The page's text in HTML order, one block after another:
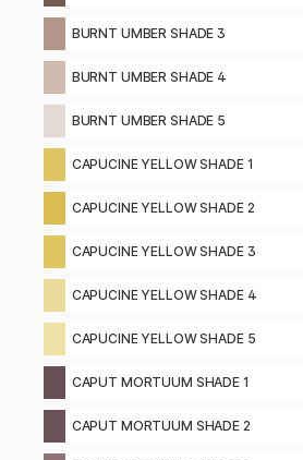
BURNT UMBER SHADE 3
BURNT UMBER SHADE 4
BURNT UMBER SHADE 5
CAPUCINE YELLOW SHADE 1
CAPUCINE YELLOW SHADE 2
CAPUCINE YELLOW SHADE 3
CAPUCINE YELLOW SHADE 4
CAPUCINE YELLOW SHADE 5
CAPUT MORTUUM SHADE 1
CAPUT MORTUUM SHADE 2